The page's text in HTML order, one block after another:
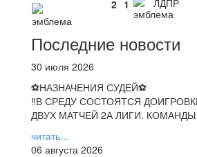
2 1
Последние новости
30 июля 2026
⚽НАЗНАЧЕНИЯ СУДЕЙ⚽
‼В СРЕДУ СОСТОЯТСЯ
ДВУХ МАТЧЕЙ 2А ЛИГИ.
читать...
06 августа 2026